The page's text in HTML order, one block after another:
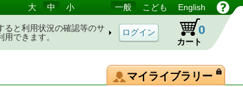
大 中 小 一般 こども English
ると利用状況の確認等のサ
用できます。
カート
0
マイライブラリー